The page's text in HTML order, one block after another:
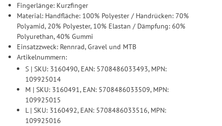
Fingerlänge: Kurzfinger
Material: Handfläche: 100% Polyester / Handrücken: 70%
Polyamid, 20% Polyester, 10% Elastan / Dämpfung: 60%
Polyurethan, 40% Gummi
Einsatzzweck: Rennrad, Gravel und MTB
Artikelnummern:
S | SKU: 3160490, EAN: 5708486033493, MPN:
109925014
M | SKU: 3160491, EAN: 5708486033509, MPN:
109925015
L | SKU: 3160492, EAN: 5708486033516, MPN:
109925016